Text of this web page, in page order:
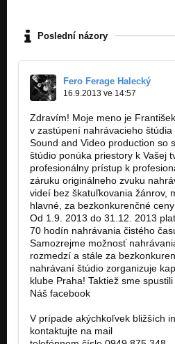
Poslední názory
Fero Ferage Halecký
16.9.2013 ve 14:57
Zdravím! Moje meno je
v zastúpení nahrávacieho
Sound and Video production so
štúdio ponúka priestory k Vašej
profesionálny prístup k
záruku originálneho zvuku
videí bez škatuľkovania žánrov,
hlavné, za bezkonkurenčné
Od 1.9. 2013 do 31.12. 2013
70 hodín nahrávania čistého
Samozrejme možnosť
rozmedzí a stále za
nahrávaní štúdio zorganizuje
klube Praha! Taktiež sme
Náš facebook
V prípade akýchkoľvek bližších
kontaktujte na mail